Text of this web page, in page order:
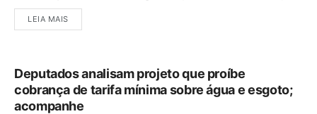
LEIA MAIS
Deputados analisam projeto que proíbe
cobrança de tarifa mínima sobre água e esgoto;
acompanhe